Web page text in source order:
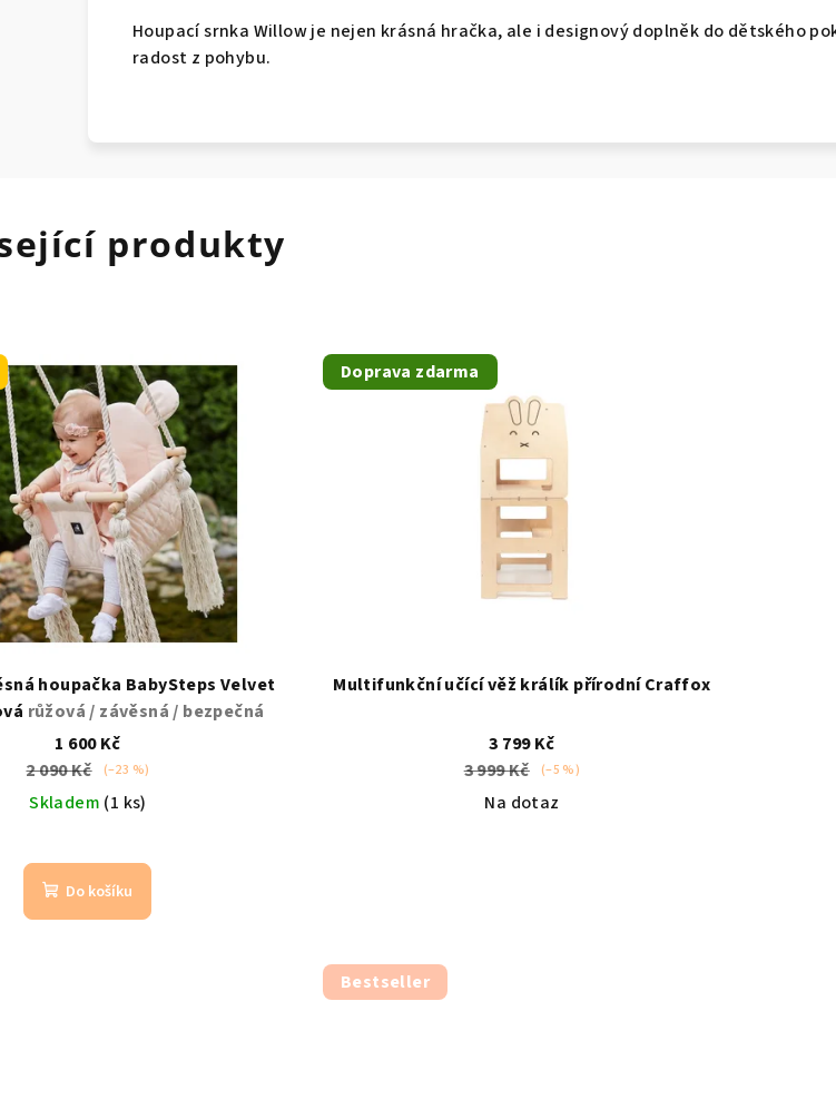
Houpací srnka Willow je nejen krásná hračka, ale i designový doplněk do dětského
radost z pohybu.
produkty
houpačka BabySteps Velvet
růžová / závěsná / bezpečná
1 600 Kč
2 090 Kč
(–23 %)
Skladem (1 ks)
Do košíku
Doprava zdarma
Multifunkční učící věž králík přírodní Craffox
3 799 Kč
3 999 Kč (–5 %)
Na dotaz
Bestseller